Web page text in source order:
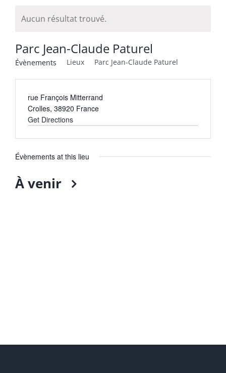
Aucun résultat trouvé.
Parc Jean-Claude Paturel
Évènements Lieux Parc Jean-Claude Paturel
rue François Mitterrand
Crolles, 38920 France
Get Directions
Évènements at this lieu
À venir